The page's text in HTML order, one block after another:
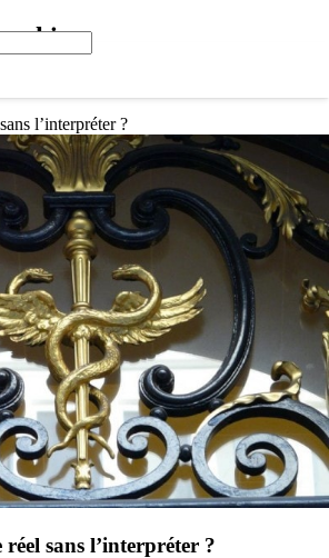
l’interpréter ?
sans l’interpréter ?